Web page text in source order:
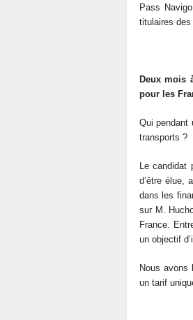
Pass
titulaires des
Deux mois
pour les
Qui pendant
transports ?
Le candidat
d’être élue,
dans les
sur M.
France.
un objectif
Nous avons
un tarif